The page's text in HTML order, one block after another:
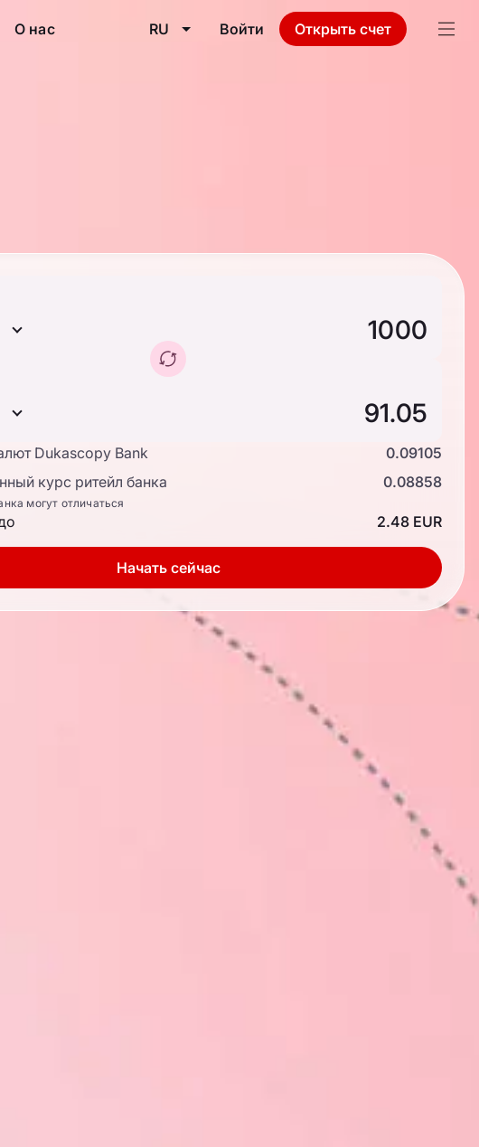
О нас RU Войти Открыть счет
Dukascopy Bank
0.09105
курс ритейл банка
0.08858
могут отличаться
2.48 EUR
Начать сейчас